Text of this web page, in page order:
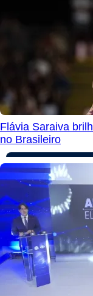
Flávia Saraiva
no Brasileiro